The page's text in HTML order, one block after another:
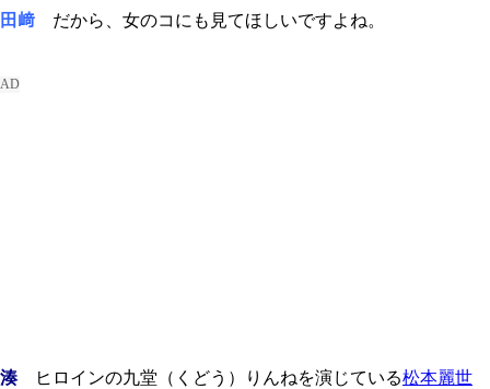
田﨑 だから、女のコにも見てほしいですよね。
湊ヒロインの九堂（くどう）りんねを演じている松本麗世